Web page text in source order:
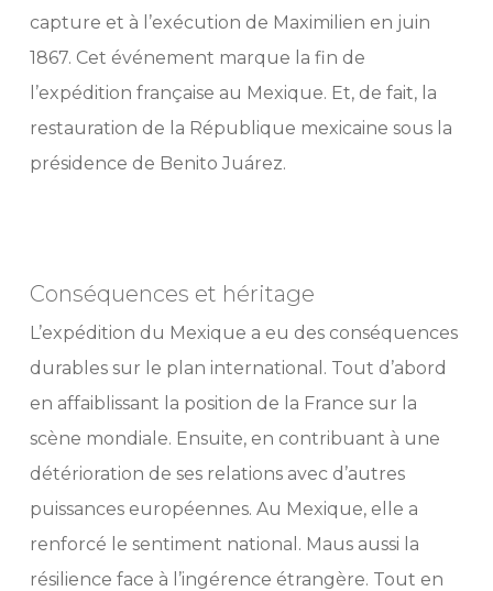
capture et à l’exécution de Maximilien en juin
1867. Cet événement marque la fin de
l’expédition française au Mexique. Et, de fait, la
restauration de la République mexicaine sous la
présidence de Benito Juárez.
Conséquences et héritage
L’expédition du Mexique a eu des conséquences
durables sur le plan international. Tout d’abord
en affaiblissant la position de la France sur la
scène mondiale. Ensuite, en contribuant à une
détérioration de ses relations avec d’autres
puissances européennes. Au Mexique, elle a
renforcé le sentiment national. Maus aussi la
résilience face à l’ingérence étrangère. Tout en